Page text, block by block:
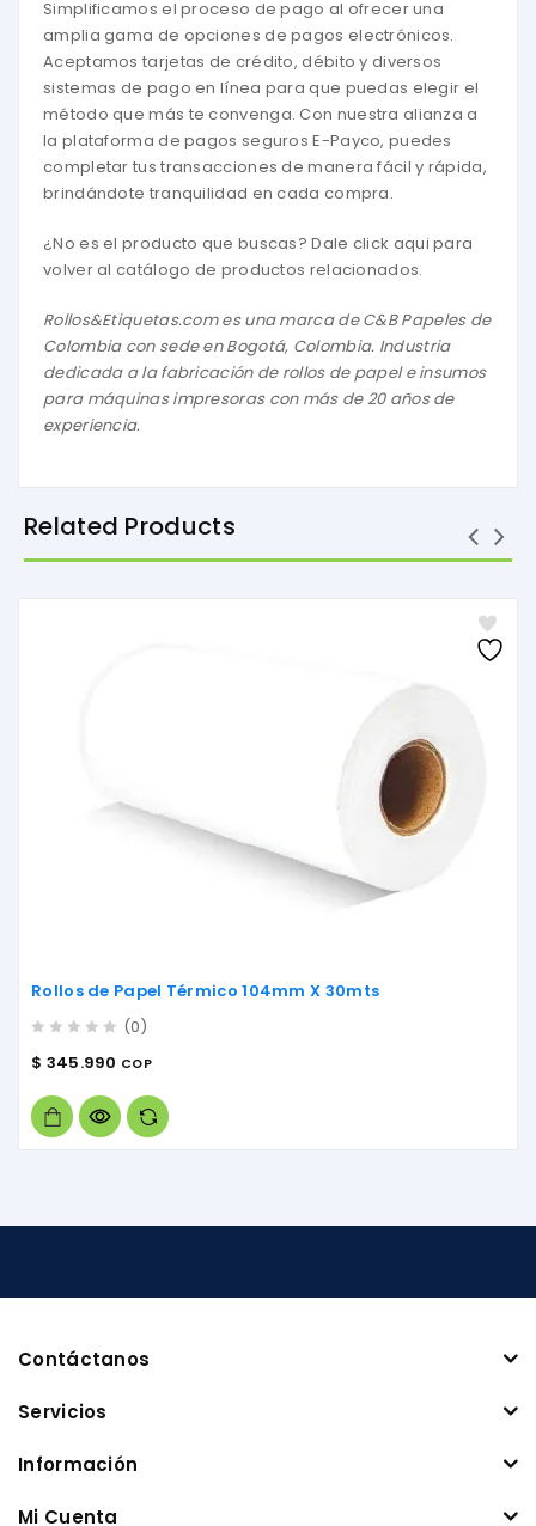
Simplificamos el proceso de pago al ofrecer una
amplia gama de opciones de pagos electrónicos.
Aceptamos tarjetas de crédito, débito y diversos
sistemas de pago en línea para que puedas elegir el
método que más te convenga. Con nuestra alianza a
la plataforma de pagos seguros E-Payco, puedes
completar tus transacciones de manera fácil y rápida,
brindándote tranquilidad en cada compra.
¿No es el producto que buscas? Dale click aqui para
volver al catálogo de productos relacionados.
Rollos&Etiquetas.com es una marca deC&B Papeles de
Colombiacon sede en Bogotá, Colombia. Industria
dedicada a la fabricación de rollos de papel e insumos
para máquinas impresoras con más de 20 años de
experiencia.
Related Products
Rollos de Papel Térmico 104mm X 30mts
out
5
(0)
$ 345.990 COP
Contáctanos
Servicios
Información
Mi Cuenta